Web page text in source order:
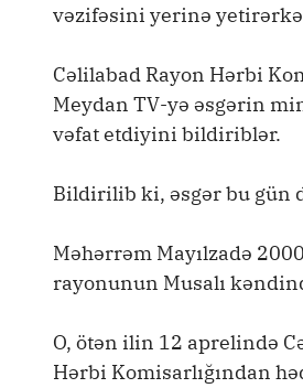
vəzifəsini yerinə
Cəlilabad Rayon Hərbi
Meydan TV-yə əsgərin
vəfat etdiyini bildiriblər.
Bildirilib ki, əsgər bu gün
Məhərrəm Mayılzadə
rayonunun Musalı
O, ötən ilin 12 aprelində
Hərbi Komisarlığından